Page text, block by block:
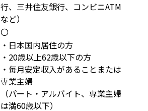
行、三井住友銀行、コンビニATM
など）
〇
・日本国内居住の方
・20歳以上62歳以下の方
・毎月安定収入があることまたは
専業主婦
（パート・アルバイト、専業主婦
は満60歳以下）